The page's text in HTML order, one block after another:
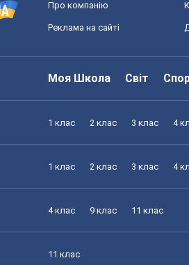
Про компанію
Реклама на сайті
Моя Школа Світ
1 клас 2 клас 3 клас 4
1 клас 2 клас 3 клас 4
4 клас 9 клас 11 клас
11 клас